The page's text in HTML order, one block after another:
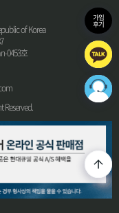
of Korea
0453호
Reserved.
가입
후기